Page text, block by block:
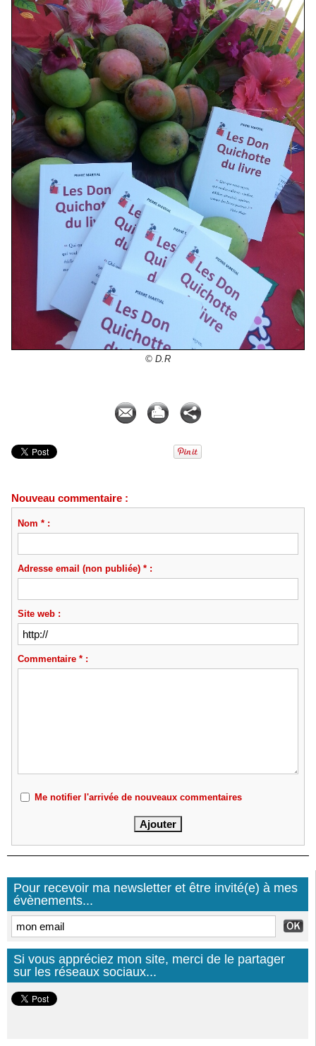
© D.R
Nouveau commentaire :
Nom * :
Adresse email (non publiée) * :
Site web :
Commentaire * :
Me notifier l'arrivée de nouveaux commentaires
Pour recevoir ma newsletter et être invité(e) à mes
évènements...
Si vous appréciez mon site, merci de le partager
sur les réseaux sociaux...